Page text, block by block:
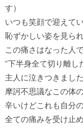
す）
いつも笑顔で迎えてい
恥ずかしい姿を見ら
この痛さはなった人
“下半身全て切り離し
主人に泣きつきまし
摩訶不思議なこの体の
辛いけどこれも自分